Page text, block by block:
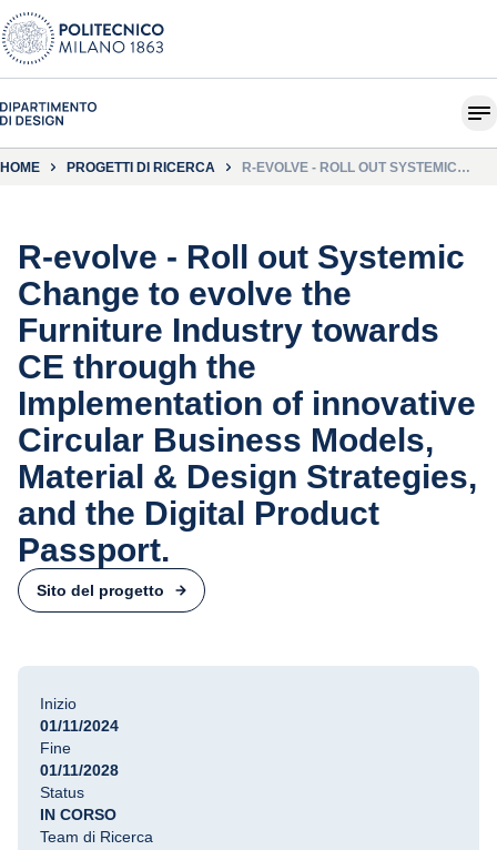
HOME PROGETTI DI RICERCA
R-EVOLVE - ROLL OUT SYSTEMIC
AND THE DIGITAL PRODUCT
PASSPORT.
R-evolve - Roll out Systemic
Change to evolve the
Furniture Industry towards
CE through the
Implementation of innovative
Circular Business Models,
Material & Design Strategies,
and the Digital Product
Passport.
Sito del progetto
Inizio
01/11/2024
Fine
01/11/2028
Status
IN CORSO
Team di Ricerca